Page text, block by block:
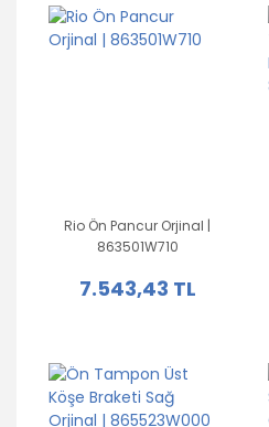
Rio Ön Pancur Orjinal |
863501W710
7.543,43 TL